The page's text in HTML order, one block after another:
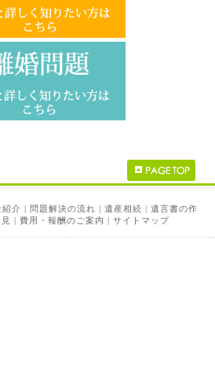
紹介 | 問題解決の流れ | 遺産相続 | 遺言書の作
| 費用・報酬のご案内 | サイトマップ